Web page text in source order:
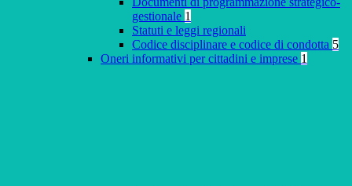
gestionale 1
Statuti e leggi regionali
Codice disciplinare e codice di condotta 5
Oneri informativi per cittadini e imprese 1